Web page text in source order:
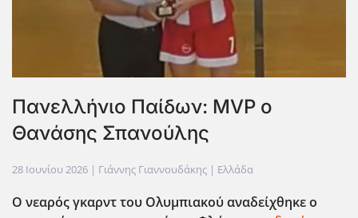
Πανελλήνιο Παίδων: MVP ο
Θανάσης Σπανούλης
28 Ιουνίου 2026 | Γιάννης Γιαννουδάκης | Ελλάδα
Ο νεαρός γκαρντ του Ολυμπιακού αναδείχθηκε ο